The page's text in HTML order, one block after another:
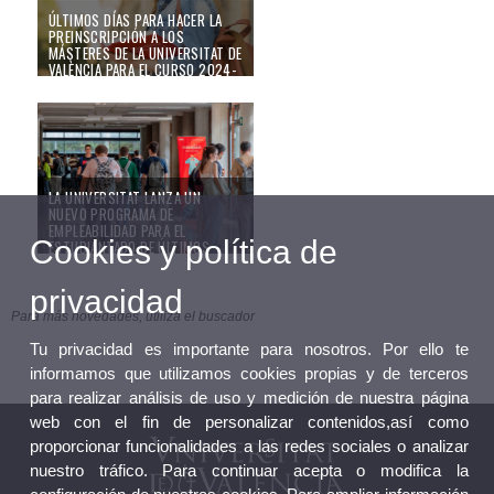
ÚLTIMOS DÍAS PARA HACER LA
PREINSCRIPCIÓN A LOS
MÁSTERES DE LA UNIVERSITAT DE
VALÈNCIA PARA EL CURSO 2024-
10/06/24
La Universitat lanza un nuevo programa de empleabilidad para el
LA UNIVERSITAT LANZA UN
NUEVO PROGRAMA DE
EMPLEABILIDAD PARA EL
ESTUDIANTADO DE ÚLTIMOS
CURSOS DE GRADO Y DE MÁSTER
20/04/23
Para más novedades, utiliza el buscador
Cookies y política de
privacidad
Tu privacidad es importante para nosotros. Por ello te
informamos que utilizamos cookies propias y de terceros
para realizar análisis de uso y medición de nuestra página
web con el fin de personalizar contenidos,así como
proporcionar funcionalidades a las redes sociales o analizar
nuestro tráfico. Para continuar acepta o modifica la